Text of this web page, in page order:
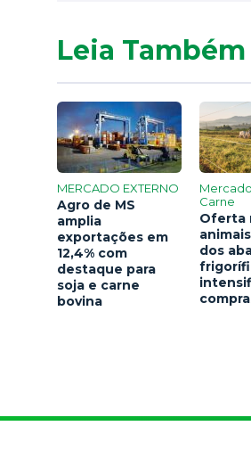
Leia Também
MERCADO EXTERNO
Agro de MS
amplia
exportações em
12,4% com
destaque para
soja e carne
bovina
Carne
Oferta
dos